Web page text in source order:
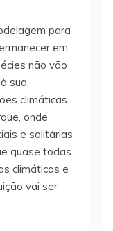
para
em
não vão
sua
climáticas.
onde
e solitárias
quase todas
climáticas e
vai ser